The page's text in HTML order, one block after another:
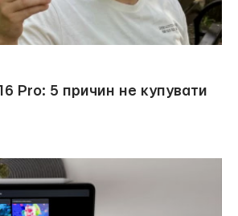
Pro: 5 причин не купувати